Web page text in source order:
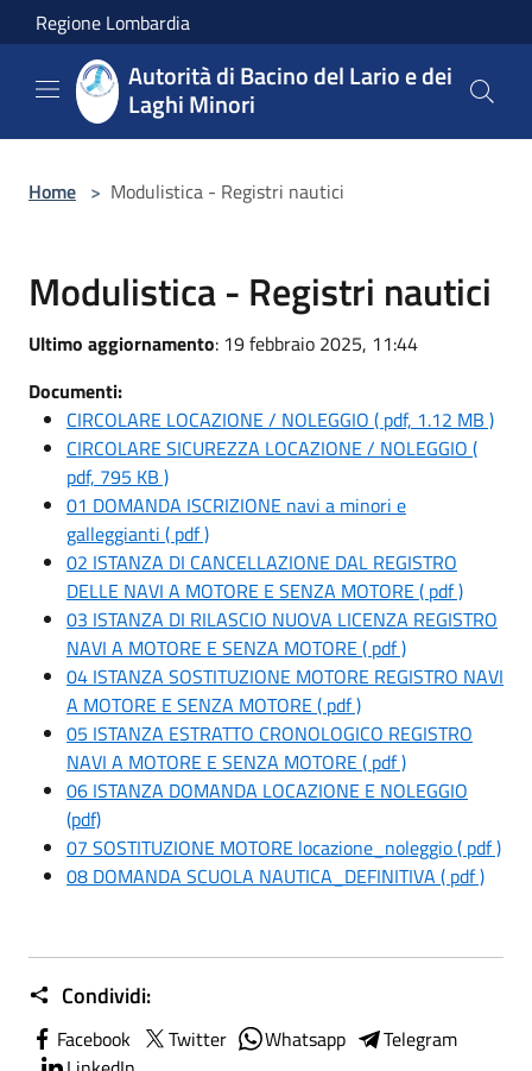
Salta al contenuto principale
Regione Lombardia
Autorità di Bacino del Lario e dei
Laghi Minori
Home > Modulistica - Registri nautici
Modulistica - Registri nautici
Ultimo aggiornamento: 19 febbraio 2025, 11:44
Documenti:
CIRCOLARE LOCAZIONE / NOLEGGIO ( pdf, 1.12 MB )
CIRCOLARE SICUREZZA LOCAZIONE / NOLEGGIO (
pdf, 795 KB )
01 DOMANDA ISCRIZIONE navi a minori e
galleggianti ( pdf )
02 ISTANZA DI CANCELLAZIONE DAL REGISTRO
DELLE NAVI A MOTORE E SENZA MOTORE ( pdf )
03 ISTANZA DI RILASCIO NUOVA LICENZA REGISTRO
NAVI A MOTORE E SENZA MOTORE ( pdf )
04 ISTANZA SOSTITUZIONE MOTORE REGISTRO NAVI
A MOTORE E SENZA MOTORE ( pdf )
05 ISTANZA ESTRATTO CRONOLOGICO REGISTRO
NAVI A MOTORE E SENZA MOTORE ( pdf )
06 ISTANZA DOMANDA LOCAZIONE E NOLEGGIO
(pdf)
07 SOSTITUZIONE MOTORE locazione_noleggio ( pdf )
08 DOMANDA SCUOLA NAUTICA_DEFINITIVA ( pdf )
Condividi:
Facebook Twitter Whatsapp
Telegram